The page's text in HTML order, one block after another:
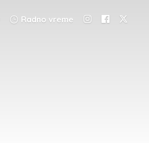
Radno vreme